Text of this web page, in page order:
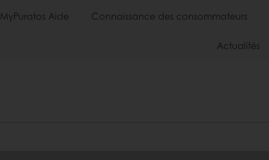
MyPuratos Aide Connaissance des consommateurs
Actualités